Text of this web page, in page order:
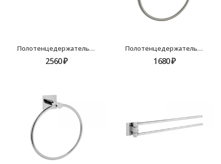
Полотенцедержатель рога 2-ой Fixsen Lux Satin, FX-16002A
2560₽
Полотенцедержатель кольцо Fixsen Lux Satin, FX-16011
1680₽